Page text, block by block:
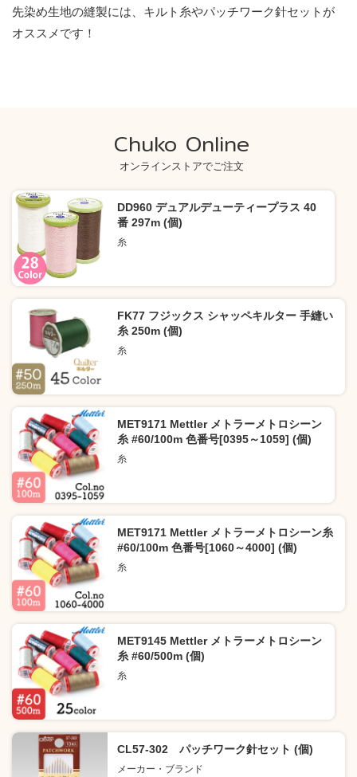
先染め生地の縫製には、キルト糸やパッチワーク針セットが
オススメです！
Chuko Online
オンラインストアでご注文
DD960 デュアルデューティープラス 40
番 297m (個)
糸
FK77 フジックス シャッペキルター 手縫い
糸 250m (個)
糸
MET9171 Mettler メトラーメトロシーン
糸 #60/100m 色番号[0395～1059] (個)
糸
MET9171 Mettler メトラーメトロシーン糸
#60/100m 色番号[1060～4000] (個)
糸
MET9145 Mettler メトラーメトロシーン
糸 #60/500m (個)
糸
CL57-302 パッチワーク針セット (個)
メーカー・ブランド